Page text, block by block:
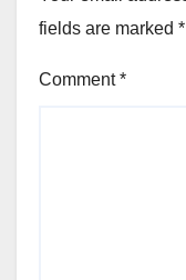
fields are marked *
Comment*